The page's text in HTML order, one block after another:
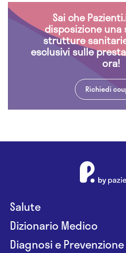
Sai che
disposizione una
strutture
esclusivi sulle
ora!
Richiedi
Salute
Dizionario Medico
Diagnosi e Prevenzione